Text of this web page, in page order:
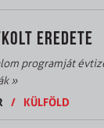
EREDETE
programját
»
/ KÜLFÖLD